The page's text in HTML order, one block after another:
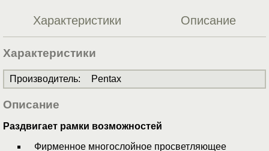
Характеристики Описание
Характеристики
Производитель: Pentax
Описание
Раздвигает рамки возможностей
Фирменное многослойное просветляющее